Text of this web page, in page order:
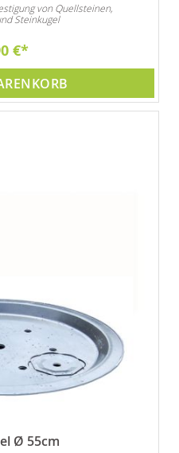
von Quellsteinen,
Steinkugel
€
Ø 55cm